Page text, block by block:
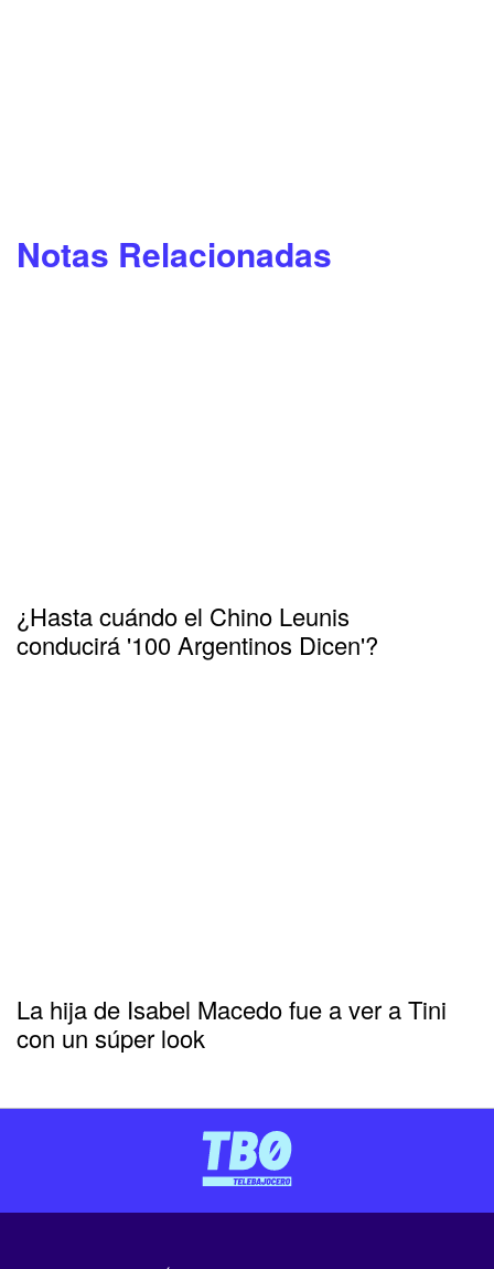
Notas Relacionadas
¿Hasta cuándo el Chino Leunis
conducirá '100 Argentinos Dicen'?
La hija de Isabel Macedo fue a ver a Tini
con un súper look